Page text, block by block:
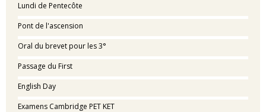
Lundi de Pentecôte
Pont de l'ascension
Oral du brevet pour les 3°
Passage du First
English Day
Examens Cambridge PET KET